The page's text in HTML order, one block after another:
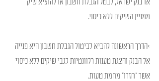
או בנק ישראל, לבטל הגבלת חשבון או להוציא שיק
ממניין השיקים ללא כיסוי.
>הדרך הראשונה להביא לביטול הגבלת חשבון היא פנייה
אל הבנק והצגת טענות רלוונטיות לגבי שיקים ללא כיסוי
אשר "חזרו" מחמת טעות.